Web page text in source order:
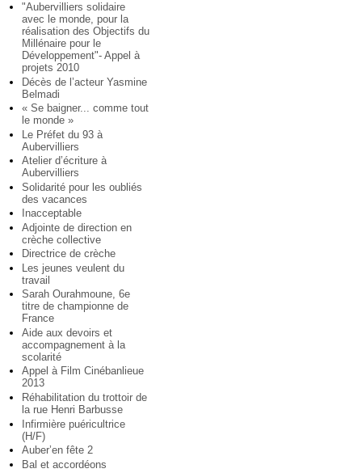
"Aubervilliers solidaire
avec le monde, pour la
réalisation des Objectifs du
Millénaire pour le
Développement"- Appel à
projets 2010
Décès de l’acteur Yasmine
Belmadi
« Se baigner... comme tout
le monde »
Le Préfet du 93 à
Aubervilliers
Atelier d’écriture à
Aubervilliers
Solidarité pour les oubliés
des vacances
Inacceptable
Adjointe de direction en
crèche collective
Directrice de crèche
Les jeunes veulent du
travail
Sarah Ourahmoune, 6e
titre de championne de
France
Aide aux devoirs et
accompagnement à la
scolarité
Appel à Film Cinébanlieue
2013
Réhabilitation du trottoir de
la rue Henri Barbusse
Infirmière puéricultrice
(H/F)
Auber’en fête 2
Bal et accordéons